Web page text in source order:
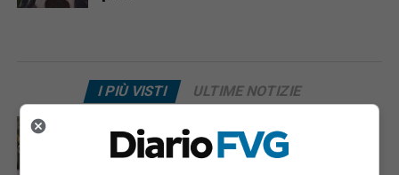
I PIÙ VISTI ULTIME NOTIZIE
Acqua da usare con cautela nell’Udinese: ecco tutte
le frazioni sotto osservazione